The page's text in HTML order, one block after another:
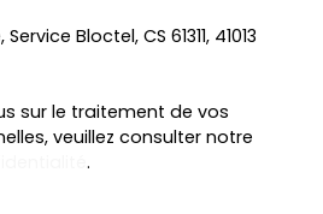
Bloctel, CS 61311, 41013
sur le traitement de vos
veuillez consulter notre
.